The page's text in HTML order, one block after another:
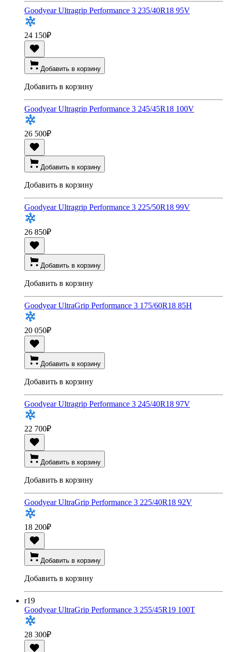
Goodyear Ultragrip Performance 3 235/40R18 95V
24 150₽
Добавить в корзину
Добавить в корзину
Goodyear Ultragrip Performance 3 245/45R18 100V
26 500₽
Добавить в корзину
Добавить в корзину
Goodyear Ultragrip Performance 3 225/50R18 99V
26 850₽
Добавить в корзину
Добавить в корзину
Goodyear UltraGrip Performance 3 175/60R18 85H
20 050₽
Добавить в корзину
Добавить в корзину
Goodyear Ultragrip Performance 3 245/40R18 97V
22 700₽
Добавить в корзину
Добавить в корзину
Goodyear UltraGrip Performance 3 225/40R18 92V
18 200₽
Добавить в корзину
Добавить в корзину
r19
Goodyear UltraGrip Performance 3 255/45R19 100T
28 300₽